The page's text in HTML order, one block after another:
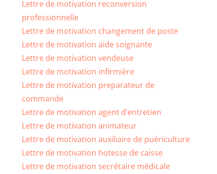
Lettre de motivation reconversion
professionnelle
Lettre de motivation changement de poste
Lettre de motivation aide soignante
Lettre de motivation vendeuse
Lettre de motivation infirmière
Lettre de motivation preparateur de
commande
Lettre de motivation agent d’entretien
Lettre de motivation animateur
Lettre de motivation auxiliaire de puériculture
Lettre de motivation hotesse de caisse
Lettre de motivation secrétaire médicale